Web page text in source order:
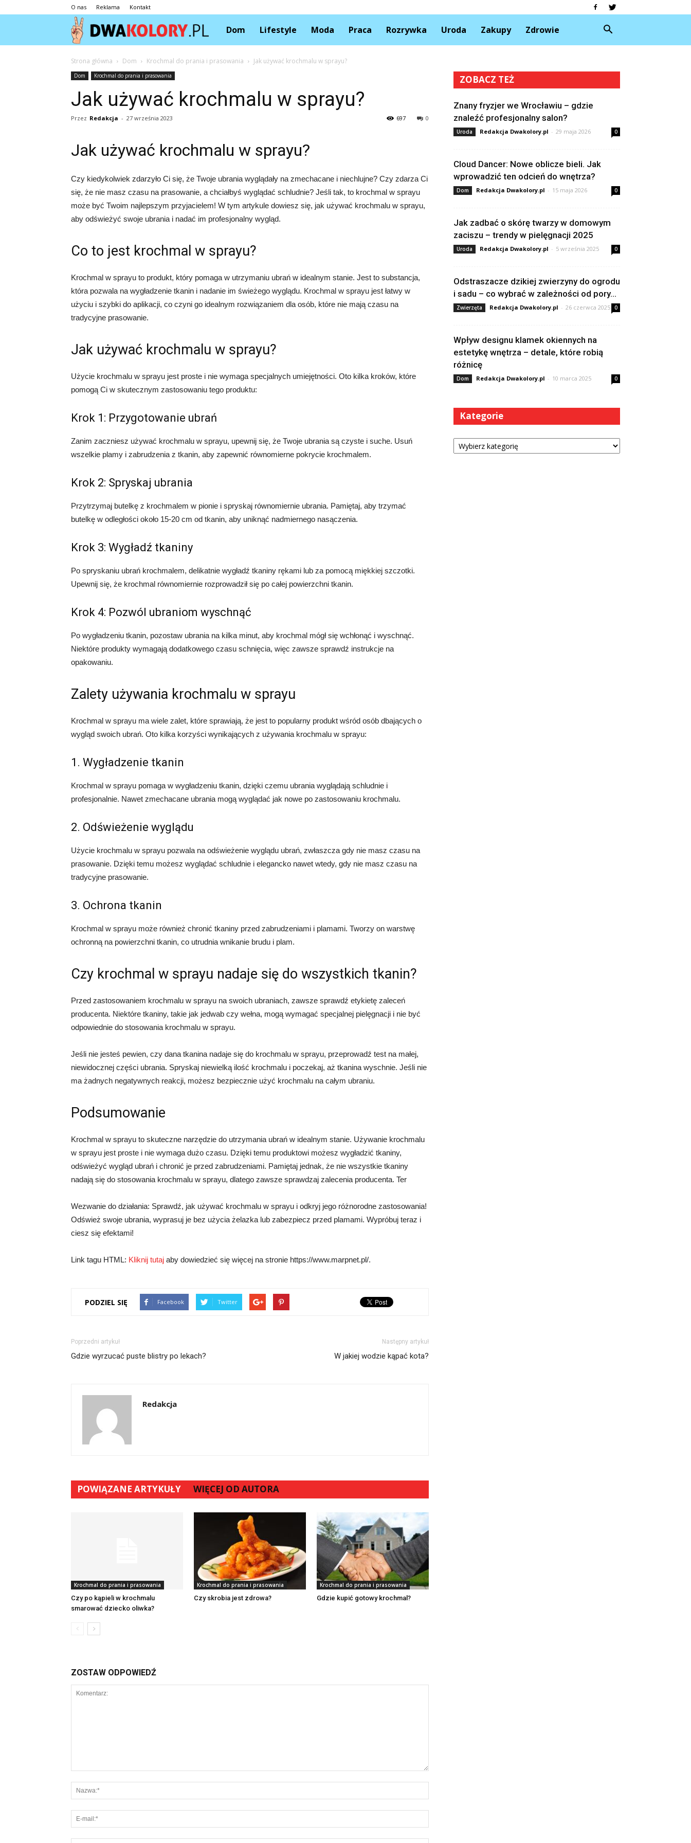
O nas Reklama Kontakt
DwaKolory.pl
Dom Lifestyle Moda Praca Rozrywka Uroda Zakupy Zdrowie
Strona główna Dom Krochmal do prania i prasowania Jak używać krochmalu w sprayu?
Dom Krochmal do prania i prasowania
Jak używać krochmalu w sprayu?
Przez Redakcja - 27 września 2023 0
697
Jak używać krochmalu w sprayu?
Czy kiedykolwiek zdarzyło Ci się, że Twoje ubrania wyglądały na zmechacane i niechlujne? Czy zdarza Ci
się, że nie masz czasu na prasowanie, a chciałbyś wyglądać schludnie? Jeśli tak, to krochmal w sprayu
może być Twoim najlepszym przyjacielem! W tym artykule dowiesz się, jak używać krochmalu w sprayu,
aby odświeżyć swoje ubrania i nadać im profesjonalny wygląd.
Co to jest krochmal w sprayu?
Krochmal w sprayu to produkt, który pomaga w utrzymaniu ubrań w idealnym stanie. Jest to substancja,
która pozwala na wygładzenie tkanin i nadanie im świeżego wyglądu. Krochmal w sprayu jest łatwy w
użyciu i szybki do aplikacji, co czyni go idealnym rozwiązaniem dla osób, które nie mają czasu na
tradycyjne prasowanie.
Jak używać krochmalu w sprayu?
Użycie krochmalu w sprayu jest proste i nie wymaga specjalnych umiejętności. Oto kilka kroków, które
pomogą Ci w skutecznym zastosowaniu tego produktu:
Krok 1: Przygotowanie ubrań
Zanim zaczniesz używać krochmalu w sprayu, upewnij się, że Twoje ubrania są czyste i suche. Usuń
wszelkie plamy i zabrudzenia z tkanin, aby zapewnić równomierne pokrycie krochmalem.
Krok 2: Spryskaj ubrania
Przytrzymaj butelkę z krochmalem w pionie i spryskaj równomiernie ubrania. Pamiętaj, aby trzymać
butelkę w odległości około 15-20 cm od tkanin, aby uniknąć nadmiernego nasączenia.
Krok 3: Wygładź tkaniny
Po spryskaniu ubrań krochmalem, delikatnie wygładź tkaniny rękami lub za pomocą miękkiej szczotki.
Upewnij się, że krochmal równomiernie rozprowadził się po całej powierzchni tkanin.
Krok 4: Pozwól ubraniom wyschnąć
Po wygładzeniu tkanin, pozostaw ubrania na kilka minut, aby krochmal mógł się wchłonąć i wyschnąć.
Niektóre produkty wymagają dodatkowego czasu schnięcia, więc zawsze sprawdź instrukcje na
opakowaniu.
Zalety używania krochmalu w sprayu
Krochmal w sprayu ma wiele zalet, które sprawiają, że jest to popularny produkt wśród osób dbających o
wygląd swoich ubrań. Oto kilka korzyści wynikających z używania krochmalu w sprayu:
1. Wygładzenie tkanin
Krochmal w sprayu pomaga w wygładzeniu tkanin, dzięki czemu ubrania wyglądają schludnie i
profesjonalnie. Nawet zmechacane ubrania mogą wyglądać jak nowe po zastosowaniu krochmalu.
2. Odświeżenie wyglądu
Użycie krochmalu w sprayu pozwala na odświeżenie wyglądu ubrań, zwłaszcza gdy nie masz czasu na
prasowanie. Dzięki temu możesz wyglądać schludnie i elegancko nawet wtedy, gdy nie masz czasu na
tradycyjne prasowanie.
3. Ochrona tkanin
Krochmal w sprayu może również chronić tkaniny przed zabrudzeniami i plamami. Tworzy on warstwę
ochronną na powierzchni tkanin, co utrudnia wnikanie brudu i plam.
Czy krochmal w sprayu nadaje się do wszystkich tkanin?
Przed zastosowaniem krochmalu w sprayu na swoich ubraniach, zawsze sprawdź etykietę zaleceń
producenta. Niektóre tkaniny, takie jak jedwab czy wełna, mogą wymagać specjalnej pielęgnacji i nie być
odpowiednie do stosowania krochmalu w sprayu.
Jeśli nie jesteś pewien, czy dana tkanina nadaje się do krochmalu w sprayu, przeprowadź test na małej,
niewidocznej części ubrania. Spryskaj niewielką ilość krochmalu i poczekaj, aż tkanina wyschnie. Jeśli nie
ma żadnych negatywnych reakcji, możesz bezpiecznie użyć krochmalu na całym ubraniu.
Podsumowanie
Krochmal w sprayu to skuteczne narzędzie do utrzymania ubrań w idealnym stanie. Używanie krochmalu
w sprayu jest proste i nie wymaga dużo czasu. Dzięki temu produktowi możesz wygładzić tkaniny,
odświeżyć wygląd ubrań i chronić je przed zabrudzeniami. Pamiętaj jednak, że nie wszystkie tkaniny
nadają się do stosowania krochmalu w sprayu, dlatego zawsze sprawdzaj zalecenia producenta. Ter
Wezwanie do działania: Sprawdź, jak używać krochmalu w sprayu i odkryj jego różnorodne zastosowania!
Odśwież swoje ubrania, wyprasuj je bez użycia żelazka lub zabezpiecz przed plamami. Wypróbuj teraz i
ciesz się efektami!
Link tagu HTML: Kliknij tutaj aby dowiedzieć się więcej na stronie https://www.marpnet.pl/.
PODZIEL SIĘ Facebook Twitter
Poprzedni artykuł
Gdzie wyrzucać puste blistry po lekach?
Następny artykuł
W jakiej wodzie kąpać kota?
Redakcja
POWIĄZANE ARTYKUŁY WIĘCEJ OD AUTORA
Krochmal do prania i prasowania
Czy po kąpieli w krochmalu
smarować dziecko oliwka?
Krochmal do prania i prasowania
Czy skrobia jest zdrowa?
Krochmal do prania i prasowania
Gdzie kupić gotowy krochmal?
ZOSTAW ODPOWIEDŹ
ZOBACZ TEŻ
Znany fryzjer we Wrocławiu – gdzie
znaleźć profesjonalny salon?
Uroda Redakcja Dwakolory.pl - 29 maja 2026 0
Cloud Dancer: Nowe oblicze bieli. Jak
wprowadzić ten odcień do wnętrza?
Dom Redakcja Dwakolory.pl - 15 maja 2026 0
Jak zadbać o skórę twarzy w domowym
zaciszu – trendy w pielęgnacji 2025
Uroda Redakcja Dwakolory.pl - 5 września 2025 0
Odstraszacze dzikiej zwierzyny do ogrodu
i sadu – co wybrać w zależności od pory...
Zwierzęta Redakcja Dwakolory.pl - 26 czerwca 2025 0
Wpływ designu klamek okiennych na
estetykę wnętrza – detale, które robią
różnicę
Dom Redakcja Dwakolory.pl - 10 marca 2025 0
Kategorie
Kategorie